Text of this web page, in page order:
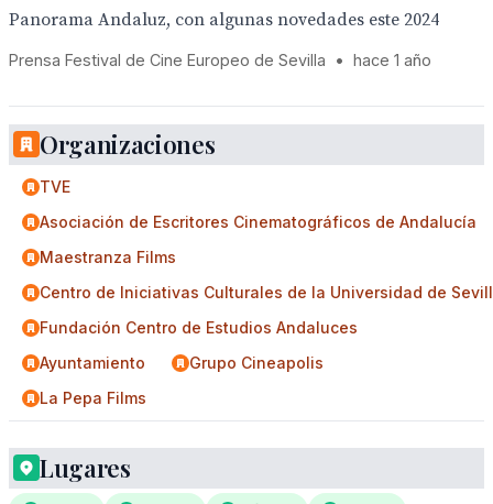
Panorama Andaluz, con algunas novedades este 2024
Prensa Festival de Cine Europeo de Sevilla • hace 1 año
Organizaciones
TVE
Asociación de Escritores Cinematográficos de Andalucía
Maestranza Films
Centro de Iniciativas Culturales de la Universidad de
Fundación Centro de Estudios Andaluces
Ayuntamiento
Grupo Cineapolis
La Pepa Films
Lugares